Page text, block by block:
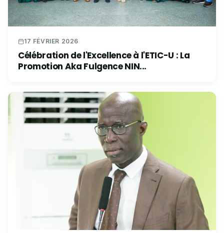
17 FÉVRIER 2026
Célébration de l'Excellence à l'ETIC-U : La
Promotion Aka Fulgence NIN...